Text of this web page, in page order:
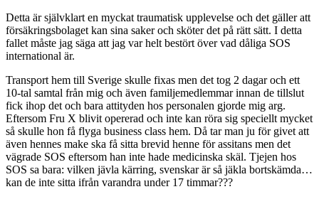
Detta är självklart en myckat traumatisk upplevelse och det gäller att
försäkringsbolaget kan sina saker och sköter det på rätt sätt. I detta
fallet måste jag säga att jag var helt bestört över vad dåliga SOS
international är.
Transport hem till Sverige skulle fixas men det tog 2 dagar och ett
10-tal samtal från mig och även familjemedlemmar innan de tillslut
fick ihop det och bara attityden hos personalen gjorde mig arg.
Eftersom Fru X blivit opererad och inte kan röra sig speciellt mycket
så skulle hon få flyga business class hem. Då tar man ju för givet att
även hennes make ska få sitta brevid henne för assitans men det
vägrade SOS eftersom han inte hade medicinska skäl. Tjejen hos
SOS sa bara: vilken jävla kärring, svenskar är så jäkla bortskämda…
kan de inte sitta ifrån varandra under 17 timmar???